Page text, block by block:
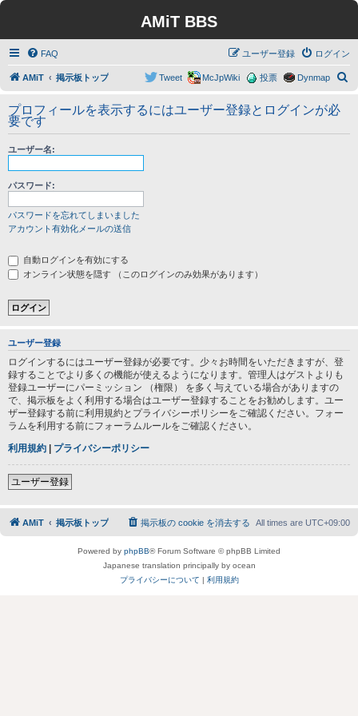
AMiT BBS
FAQ ログイン
ユーザー登録
AMiT 掲示板トップ Dynmap
投票
McJpWiki
Tweet
プロフィールを表示するにはユーザー登録とログインが必
要です
ユーザー名:
パスワード:
パスワードを忘れてしまいました
アカウント有効化メールの送信
自動ログインを有効にする
オンライン状態を隠す （このログインのみ効果があります）
ユーザー登録
ログインするにはユーザー登録が必要です。少々お時間をいただきますが、登
録することでより多くの機能が使えるようになります。管理人はゲストよりも
登録ユーザーにパーミッション （権限） を多く与えている場合がありますの
で、掲示板をよく利用する場合はユーザー登録することをお勧めします。ユー
ザー登録する前に利用規約とプライバシーポリシーをご確認ください。フォー
ラムを利用する前にフォーラムルールをご確認ください。
利用規約 | プライバシーポリシー
ユーザー登録
AMiT 掲示板トップ All times are UTC+09:00
掲示板の cookie を消去する
Powered by phpBB® Forum Software © phpBB Limited
Japanese translation principally by ocean
プライバシーについて | 利用規約